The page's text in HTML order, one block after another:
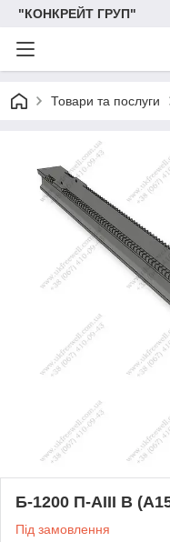
"КОНКРЕЙТ ГРУП"
Товари та послуги
Б-1200 П-АІІІ В
Під замовлення